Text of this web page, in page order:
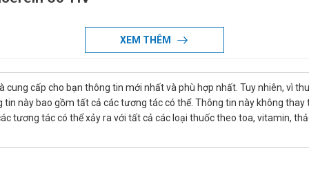
vì Diacerein Diacerein 50-HV có thể làm tăng nhanh thời gian
khuyến khích bệnh nhân không nên ngưng điều trị trước khi hiệu
năng dung nạp rất tốt qua đường tiêu hóa nên Diacerein có thể kết
XEM THÊM
cung cấp cho bạn thông tin mới nhất và phù hợp nhất. Tuy nhiên, vì
này bao gồm tất cả các tương tác có thể. Thông tin này không thay
tương tác có thể xảy ra với tất cả các loại thuốc theo toa, vitamin,